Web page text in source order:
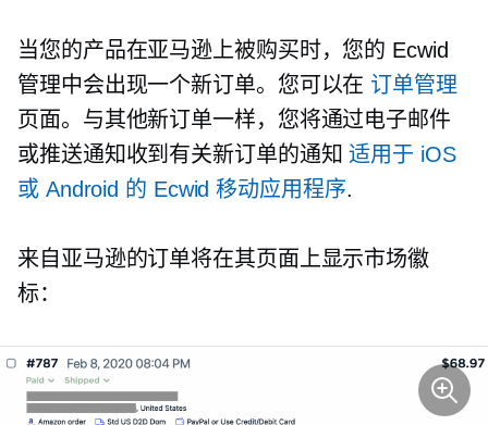
当您的产品在亚马逊上被购买时，您的 Ecwid
管理中会出现一个新订单。您可以在 订单管理
页面。与其他新订单一样，您将通过电子邮件
或推送通知收到有关新订单的通知适用于 iOS
或 Android 的 Ecwid 移动应用程序.
来自亚马逊的订单将在其页面上显示市场徽
标：